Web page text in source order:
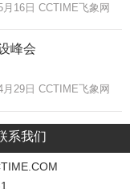
月16日 CCTIME飞象网
峰会
月29日 CCTIME飞象网
系我们